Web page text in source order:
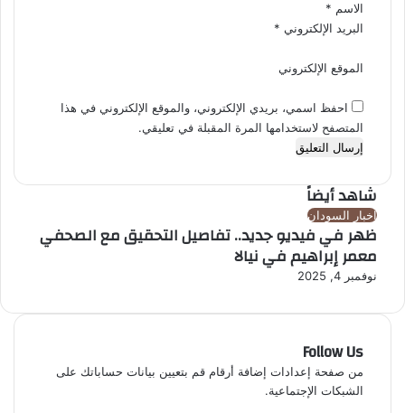
ي
ا
د
ا
ر
الاسم *
البريد الإلكتروني *
الموقع الإلكتروني
احفظ اسمي، بريدي الإلكتروني، والموقع الإلكتروني في هذا
المتصفح لاستخدامها المرة المقبلة في تعليقي.
شاهد أيضاً
إ
غ
ل
ا
اخبار السودان
ظهر في فيديو جديد.. تفاصيل التحقيق مع الصحفي
معمر إبراهيم في نيالا
نوفمبر 4, 2025
Follow Us
من صفحة إعدادات إضافة أرقام قم بتعيين بيانات حساباتك على
الشبكات الإجتماعية.